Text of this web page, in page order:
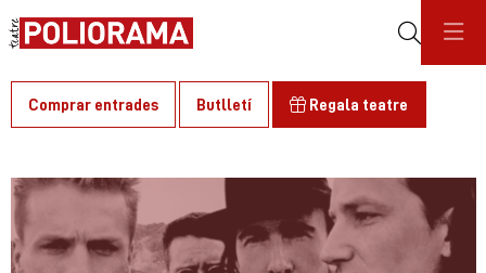
Comprar entrades Butlletí Regala teatre